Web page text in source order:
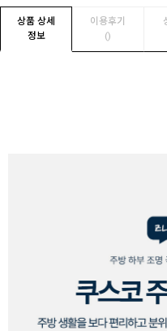
상품 상세
정보
이용후기
()